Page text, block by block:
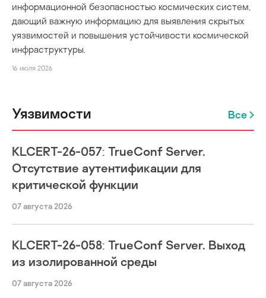
информационной безопасностью космических систем,
дающий важную информацию для выявления скрытых
уязвимостей и повышения устойчивости космической
инфраструктуры.
16 июля 2026
Уязвимости Все
KLCERT-26-057: TrueConf Server.
Отсутствие аутентификации для
критической функции
07 августа 2026
KLCERT-26-058: TrueConf Server. Выход
из изолированной среды
07 августа 2026